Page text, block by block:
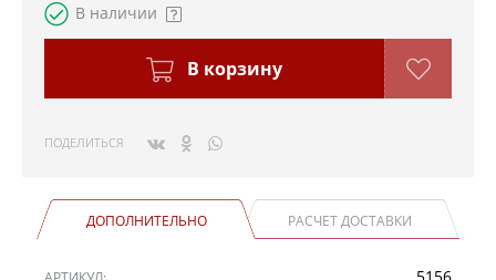
В наличии
В корзину
ПОДЕЛИТЬСЯ
ДОПОЛНИТЕЛЬНО РАСЧЕТ ДОСТАВКИ
5156